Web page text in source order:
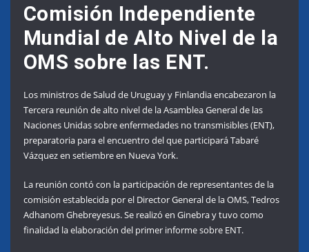
Comisión Independiente
Mundial de Alto Nivel de la
OMS sobre las ENT.
Los ministros de Salud de Uruguay y Finlandia encabezaron la
Tercera reunión de alto nivel de la Asamblea General de las
Naciones Unidas sobre enfermedades no transmisibles (ENT),
preparatoria para el encuentro del que participará Tabaré
Vázquez en setiembre en Nueva York.
La reunión contó con la participación de representantes de la
comisión establecida por el Director General de la OMS, Tedros
Adhanom Ghebreyesus. Se realizó en Ginebra y tuvo como
finalidad la elaboración del primer informe sobre ENT.